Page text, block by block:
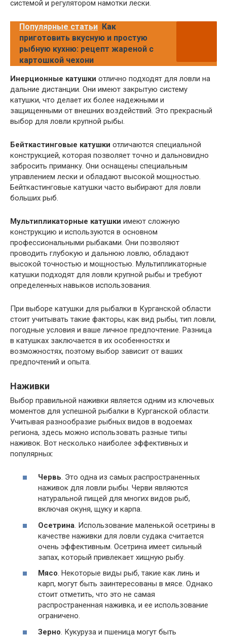
системой и регулятором намотки лески.
Популярные статьи Как
приготовить вкусную и простую
рыбную кухню: рецепт жареной с
картошкой чехони
Инерционные катушки отлично подходят для ловли на
дальние дистанции. Они имеют закрытую систему
катушки, что делает их более надежными и
защищенными от внешних воздействий. Это прекрасный
выбор для ловли крупной рыбы.
Бейткастинговые катушки отличаются специальной
конструкцией, которая позволяет точно и дальновидно
забросить приманку. Они оснащены специальным
управлением лески и обладают высокой мощностью.
Бейткастинговые катушки часто выбирают для ловли
больших рыб.
Мультипликаторные катушки имеют сложную
конструкцию и используются в основном
профессиональными рыбаками. Они позволяют
проводить глубокую и дальнюю ловлю, обладают
высокой точностью и мощностью. Мультипликаторные
катушки подходят для ловли крупной рыбы и требуют
определенных навыков использования.
При выборе катушки для рыбалки в Курганской области
стоит учитывать такие факторы, как вид рыбы, тип ловли,
погодные условия и ваше личное предпочтение. Разница
в катушках заключается в их особенностях и
возможностях, поэтому выбор зависит от ваших
предпочтений и опыта.
Наживки
Выбор правильной наживки является одним из ключевых
моментов для успешной рыбалки в Курганской области.
Учитывая разнообразие рыбных видов в водоемах
региона, здесь можно использовать разные типы
наживок. Вот несколько наиболее эффективных и
популярных:
Червь. Это одна из самых распространенных
наживок для ловли рыбы. Черви являются
натуральной пищей для многих видов рыб,
включая окуня, щуку и карпа.
Осетрина. Использование маленькой осетрины в
качестве наживки для ловли судака считается
очень эффективным. Осетрина имеет сильный
запах, который привлекает хищную рыбу.
Мясо. Некоторые виды рыб, такие как линь и
карп, могут быть заинтересованы в мясе. Однако
стоит отметить, что это не самая
распространенная наживка, и ее использование
ограничено.
Зерно. Кукуруза и пшеница могут быть